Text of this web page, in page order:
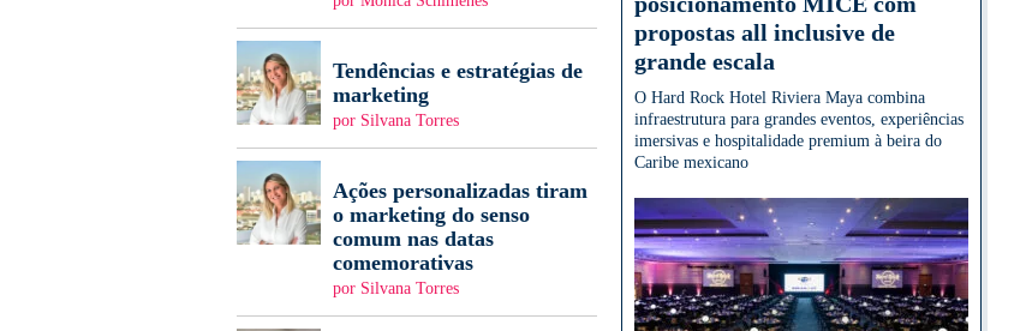
Tendências e estratégias de
marketing
por Silvana Torres
Ações personalizadas tiram
o marketing do senso
comum nas datas
comemorativas
por Silvana Torres
propostas all inclusive de
grande escala
O Hard Rock Hotel Riviera Maya combina
infraestrutura para grandes eventos, experiências
imersivas e hospitalidade premium à beira do
Caribe mexicano